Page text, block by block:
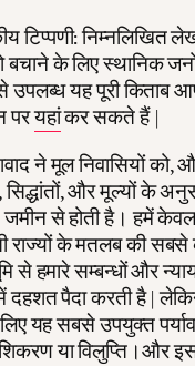
टिप्पणी: निम्नलिखित
बचाने के लिए स्थानिक
उपलब्ध यह पूरी किताब
परयहांकर सकते हैं |
ने मूल निवासियों को,
और मूल्यों के
से होती है। हमें केवल
राज्यों के मतलब की
से हमारे सम्बन्धों और
दहशत पैदा करती है |
यह सबसे उपयुक्त
या विलुप्ति।और